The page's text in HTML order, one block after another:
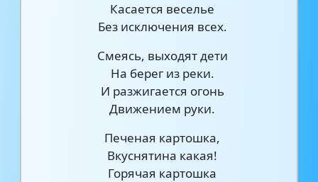
Касается веселье
Без исключения всех.
Смеясь, выходят дети
На берег из реки.
И разжигается огонь
Движением руки.
Печеная картошка,
Вкуснятина какая!
Горячая картошка